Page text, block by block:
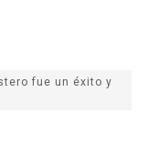
fue un éxito y